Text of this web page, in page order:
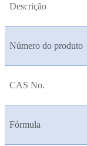
Descrição
Número do produto
CAS No.
Fórmula